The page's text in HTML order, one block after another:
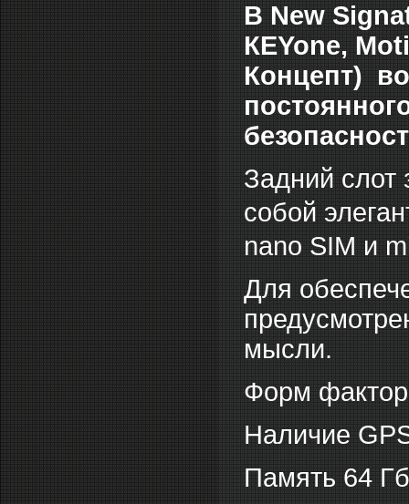
В New
КЕYone,
Концепт)
Задний слот
собой
nano SIM и
Для
мысли.
Форм
Наличие
Память 64